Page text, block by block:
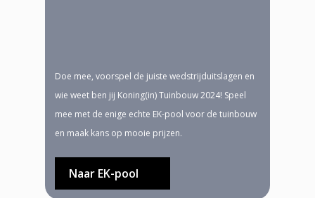
Doe mee, voorspel de juiste wedstrijduitslagen en
wie weet ben jij Koning(in) Tuinbouw 2024! Speel
mee met de enige echte EK-pool voor de tuinbouw
en maak kans op mooie prijzen.
Naar EK-pool